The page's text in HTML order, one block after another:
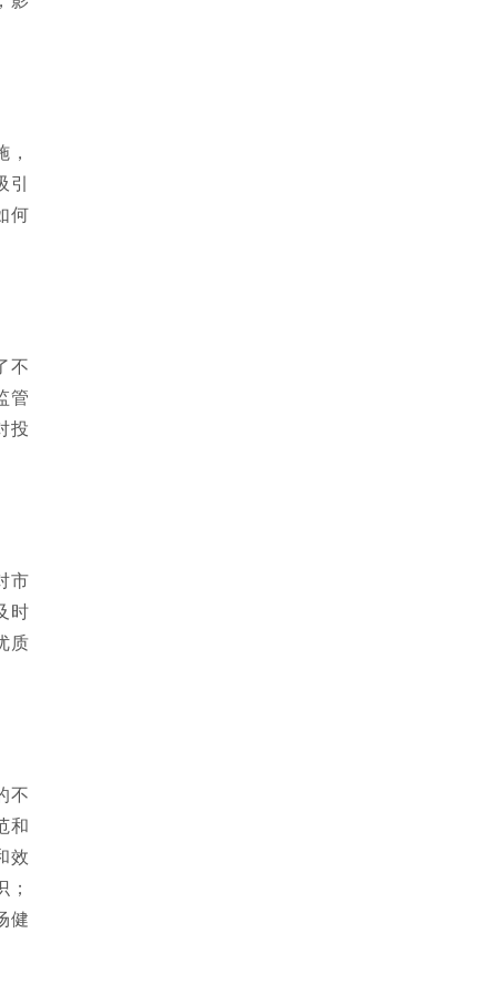
引
何
不
管
投
市
时
质
不
和
效
健